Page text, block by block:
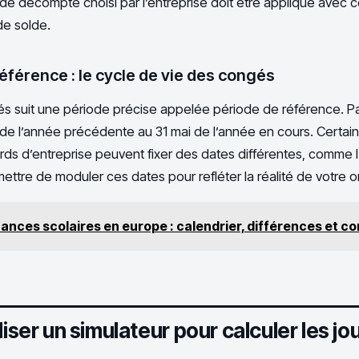
solde.
: le cycle de vie des congés
suit une période précise appelée période de référence.
l’année précédente au 31 mai de l’année en cours.
d’entreprise peuvent fixer des dates différentes, comme
de moduler ces dates pour refléter la réalité de votre
scolaires en europe : calendrier, différences et
un simulateur pour calculer les